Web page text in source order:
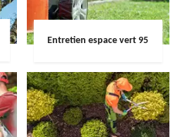
Entretien espace vert 95